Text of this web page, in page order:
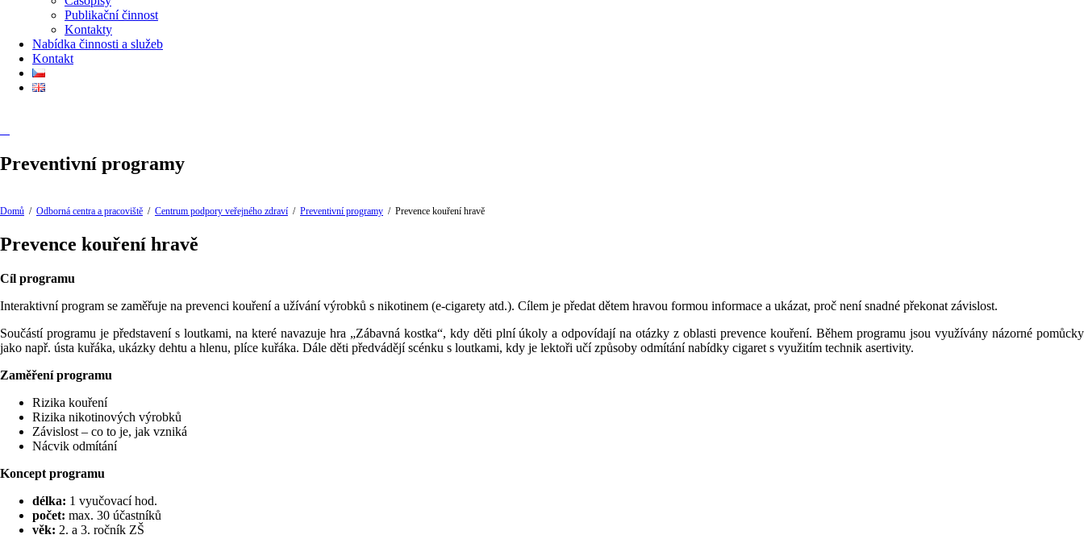
Publikační činnost
Kontakty
Nabídka činnosti a služeb
Kontakt
Preventivní programy
Domů / Odborná centra a pracoviště / Centrum podpory veřejného zdraví / Preventivní programy / Prevence kouření hravě
Prevence kouření hravě
Cíl programu
Interaktivní program se zaměřuje na prevenci kouření a užívání výrobků s nikotinem (e-cigarety atd.). Cílem je předat dětem hravou formou informace a ukázat, proč není snadné překonat závislost.
Součástí programu je představení s loutkami, na které navazuje hra „Zábavná kostka“, kdy děti plní úkoly a odpovídají na otázky z oblasti prevence kouření. Během programu jsou využívány názorné pomůcky
jako např. ústa kuřáka, ukázky dehtu a hlenu, plíce kuřáka. Dále děti předvádějí scénku s loutkami, kdy je lektoři učí způsoby odmítání nabídky cigaret s využitím technik asertivity.
Zaměření programu
Rizika kouření
Rizika nikotinových výrobků
Závislost – co to je, jak vzniká
Nácvik odmítání
Koncept programu
délka: 1 vyučovací hod.
počet: max. 30 účastníků
věk: 2. a 3. ročník ZŠ